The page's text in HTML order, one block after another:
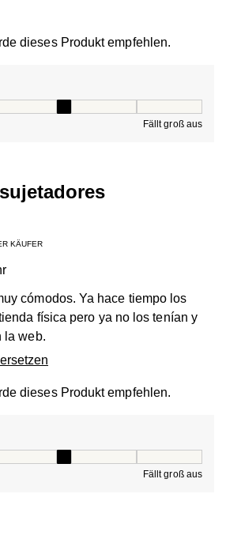
dieses Produkt empfehlen.
Fällt groß aus
KÄUFER
cómodos. Ya hace tiempo los
física pero ya no los tenían y
la web.
dieses Produkt empfehlen.
Fällt groß aus